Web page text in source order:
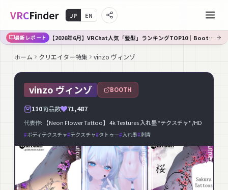
VRCFinder JP EN
最新レポート 【2026年6月】VRChat人気「髪型」ランキングTOP10｜Booth傾向分析
ホーム クリエイター特集 vinzo ヴィンゾ
vinzo ヴィンゾ BOOTH
110商品数 71,487
代表作: 【Neon Flower Tattoo】 4k Textures 入れ墨 *テクスチャ* /HD
#ボディテクスチャ#テクスチャ#タトゥー#入れ墨#刺青